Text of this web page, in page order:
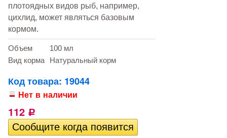
плотоядных видов рыб, например,
цихлид, может являться базовым
кормом.
Объем
100 мл
Вид корма
Натуральный корм
Код товара: 19044
Нет в наличии
112 Р